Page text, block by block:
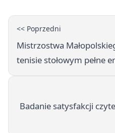
<< Poprzedni
Mistrzostwa
tenisie stołowym pełne
Badanie satysfakcji